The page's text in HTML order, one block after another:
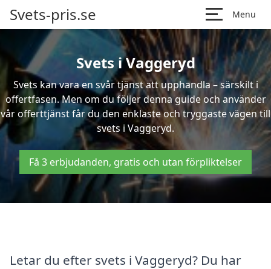
Svets-pris.se Menu
Svets i Vaggeryd
Svets kan vara en svår tjänst att upphandla – särskilt i
offertfasen. Men om du följer denna guide och använder
vår offerttjänst får du den enklaste och tryggaste vägen till
svets i Vaggeryd.
Få 3 erbjudanden, gratis och utan förpliktelser
Letar du efter svets i Vaggeryd? Du har